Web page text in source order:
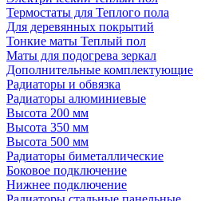
Термостаты для Теплого пола
Для деревянных покрытий
Тонкие маты Теплый пол
Маты для подогрева зеркал
Дополнительные комплектующие
Радиаторы и обвязка
Радиаторы алюминиевые
Высота 200 мм
Высота 350 мм
Высота 500 мм
Радиаторы биметаллические
Боковое подключение
Нижнее подключение